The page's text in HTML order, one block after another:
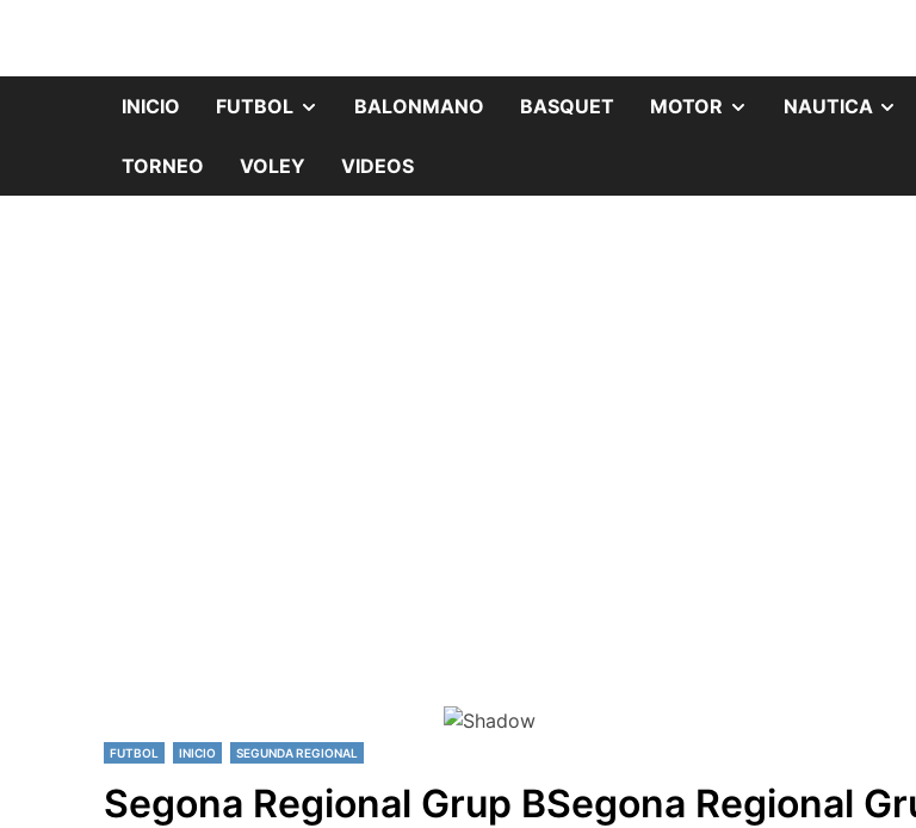
INICIO FUTBOL BALONMANO BASQUET MOTOR NAUTICA
TORNEO VOLEY VIDEOS
FUTBOL INICIO SEGUNDA REGIONAL
Segona Regional Grup BSegona Regional